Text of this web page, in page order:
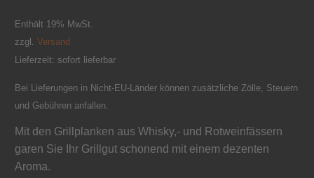
Enthält 19% MwSt.
zzgl. Versand
Lieferzeit: sofort lieferbar
Bei Lieferungen in Nicht-EU-Länder können zusätzliche Zölle, Steuern
und Gebühren anfallen.
Mit den Grillplanken aus Whisky,- und Rotweinfässern
garen Sie Ihr Grillgut schonend mit einem dezenten
Aroma.